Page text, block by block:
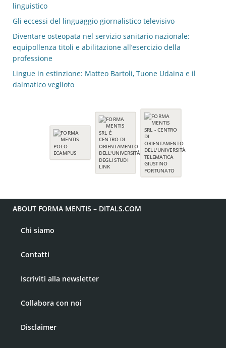
linguistico
Gli eccessi del linguaggio giornalistico televisivo
Diventare osteopata nel servizio sanitario nazionale:
equipollenza titoli e abilitazione all’esercizio della
professione
Lingue in estinzione: Matteo Bartoli, Tuone Udaina e il
dalmatico veglioto
ABOUT FORMA MENTIS – DITALS.COM
Chi siamo
Contatti
Iscriviti alla newsletter
Collabora con noi
Disclaimer